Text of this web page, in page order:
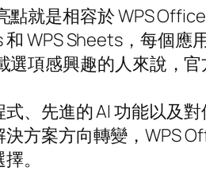
點就是相容於 WPS
和 WPS Sheets，每個
選項感興趣的人來說，
、先進的 AI 功能以及
方案方向轉變，WPS
。